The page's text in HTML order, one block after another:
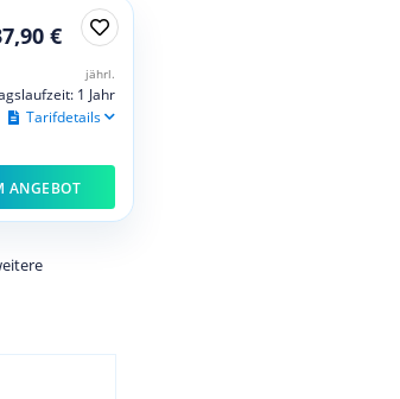
€
jährl.
1 Jahr
Tarifdetails
ANGEBOT